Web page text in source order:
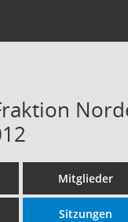
Mitglieder
Sitzungen